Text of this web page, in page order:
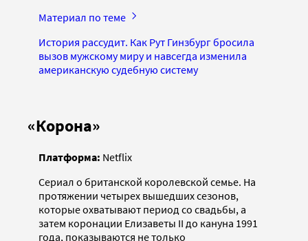
Материал по теме
История рассудит. Как Рут Гинзбург бросила
вызов мужскому миру и навсегда изменила
американскую судебную систему
«Корона»
Платформа: Netflix
Сериал о британской королевской семье. На
протяжении четырех вышедших сезонов,
которые охватывают период со свадьбы, а
затем коронации Елизаветы II до кануна 1991
года, показываются не только